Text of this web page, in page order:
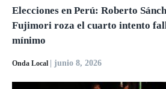
Elecciones en Perú: Roberto
Fujimori roza el cuarto intento
mínimo
Onda Local | junio 8, 2026